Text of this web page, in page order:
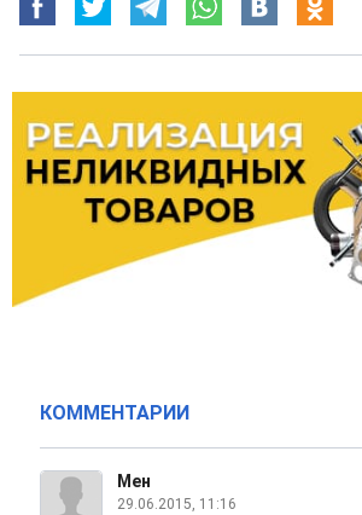
КОММЕНТАРИИ
Мен
29.06.2015, 11:16